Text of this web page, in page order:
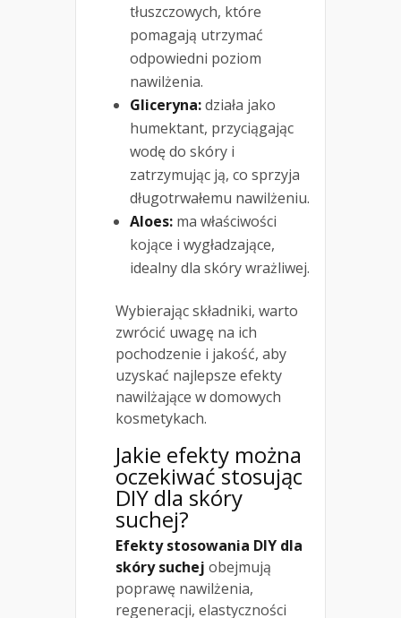
tłuszczowych, które
pomagają utrzymać
odpowiedni poziom
nawilżenia.
Gliceryna:działa jako
humektant, przyciągając
wodę do skóry i
zatrzymując ją, co sprzyja
długotrwałemu nawilżeniu.
Aloes: ma właściwości
kojące i wygładzające,
idealny dla skóry wrażliwej.
Wybierając składniki, warto
zwrócić uwagę na ich
pochodzenie i jakość, aby
uzyskać najlepsze efekty
nawilżające w domowych
kosmetykach.
Jakie efekty można
oczekiwać stosując
DIY dla skóry
suchej?
Efekty stosowania DIY dla
skóry suchej obejmują
poprawę nawilżenia,
regeneracji, elastyczności